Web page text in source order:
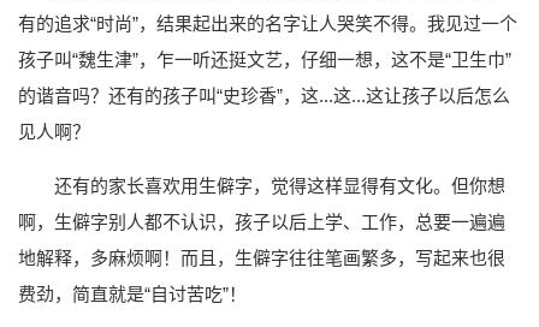
有的追求“时尚”，结果起出来的名字让人哭笑不得。我见过一个
孩子叫“魏生津”，乍一听还挺文艺，仔细一想，这不是“卫生巾”
的谐音吗？还有的孩子叫“史珍香”，这...这...这让孩子以后怎么
见人啊？
还有的家长喜欢用生僻字，觉得这样显得有文化。但你想
啊，生僻字别人都不认识，孩子以后上学、工作，总要一遍遍
地解释，多麻烦啊！而且，生僻字往往笔画繁多，写起来也很
费劲，简直就是“自讨苦吃”！